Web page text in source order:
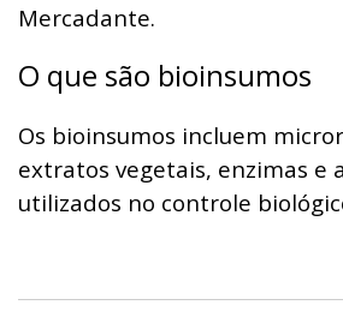
Mercadante.
O que são bioinsumos
Os bioinsumos incluem
extratos vegetais, enzimas e
utilizados no controle